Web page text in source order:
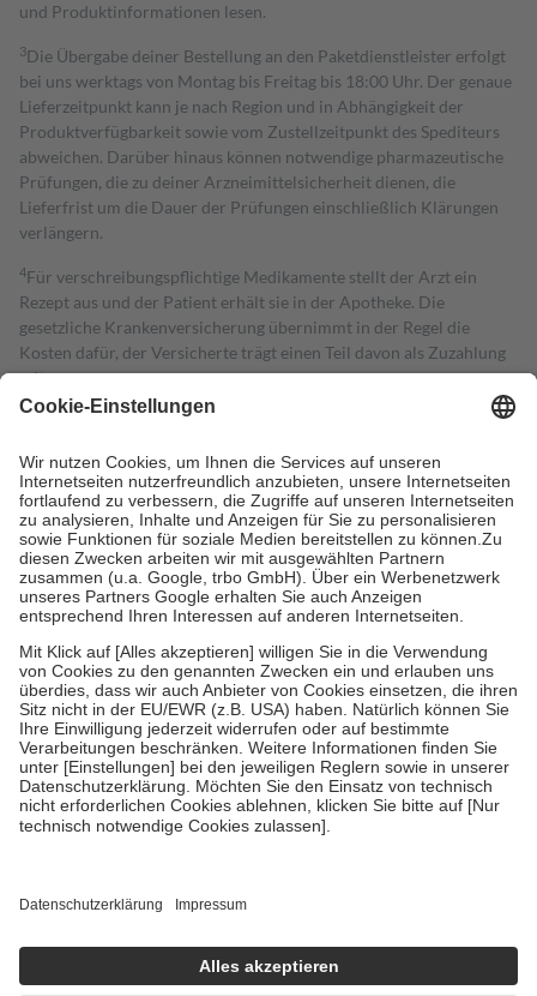
und Produktinformationen lesen.
3Die Übergabe deiner Bestellung an den Paketdienstleister erfolgt
bei uns werktags von Montag bis Freitag bis 18:00 Uhr. Der genaue
Lieferzeitpunkt kann je nach Region und in Abhängigkeit der
Produktverfügbarkeit sowie vom Zustellzeitpunkt des Spediteurs
abweichen. Darüber hinaus können notwendige pharmazeutische
Prüfungen, die zu deiner Arzneimittelsicherheit dienen, die
Lieferfrist um die Dauer der Prüfungen einschließlich Klärungen
verlängern.
4Für verschreibungspflichtige Medikamente stellt der Arzt ein
Rezept aus und der Patient erhält sie in der Apotheke. Die
gesetzliche Krankenversicherung übernimmt in der Regel die
Kosten dafür, der Versicherte trägt einen Teil davon als Zuzahlung
mit.
Grundsätzlich leisten Mitglieder Zuzahlungen in Höhe von zehn
höchstens zehn Euro.
Es sind jedoch nie mehr als die tatsächlichen
Kosten der Leistung zu entrichten.
Diese Regeln gelten grundsätzlich auch für Online-Apotheken.
Bei Heilmitteln und häuslicher Krankenpflege beträgt die
Zuzahlung zehn Prozent der Kosten sowie zehn Euro je
Verordnung.
Um das Engagement der Versicherten für ihre eigene Gesundheit zu
stärken und die besondere Stellung der Familie zu unterstützen,
fallenkeine Zuzahlungenan bei:
• Kindern und Jugendlichen bis zum vollendeten 18. Lebensjahr
mit Ausnahme der Fahrkosten
• Untersuchungen zur Vorsorge und Früherkennung, die von der
GKV getragen werden
• empfohlenen Schutzimpfungen
• Harn- und Blutteststreifen
getroffen, um sicherzustellen, dass es sich um echte Bewertungen
https://help.etrusted.com/hc/de/articles/4419944605341